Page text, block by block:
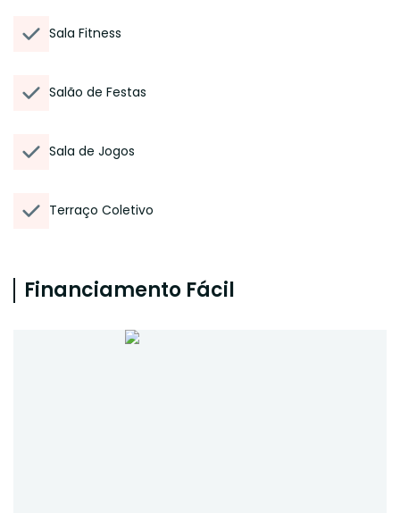
Sala Fitness
Salão de Festas
Sala de Jogos
Terraço Coletivo
Financiamento Fácil